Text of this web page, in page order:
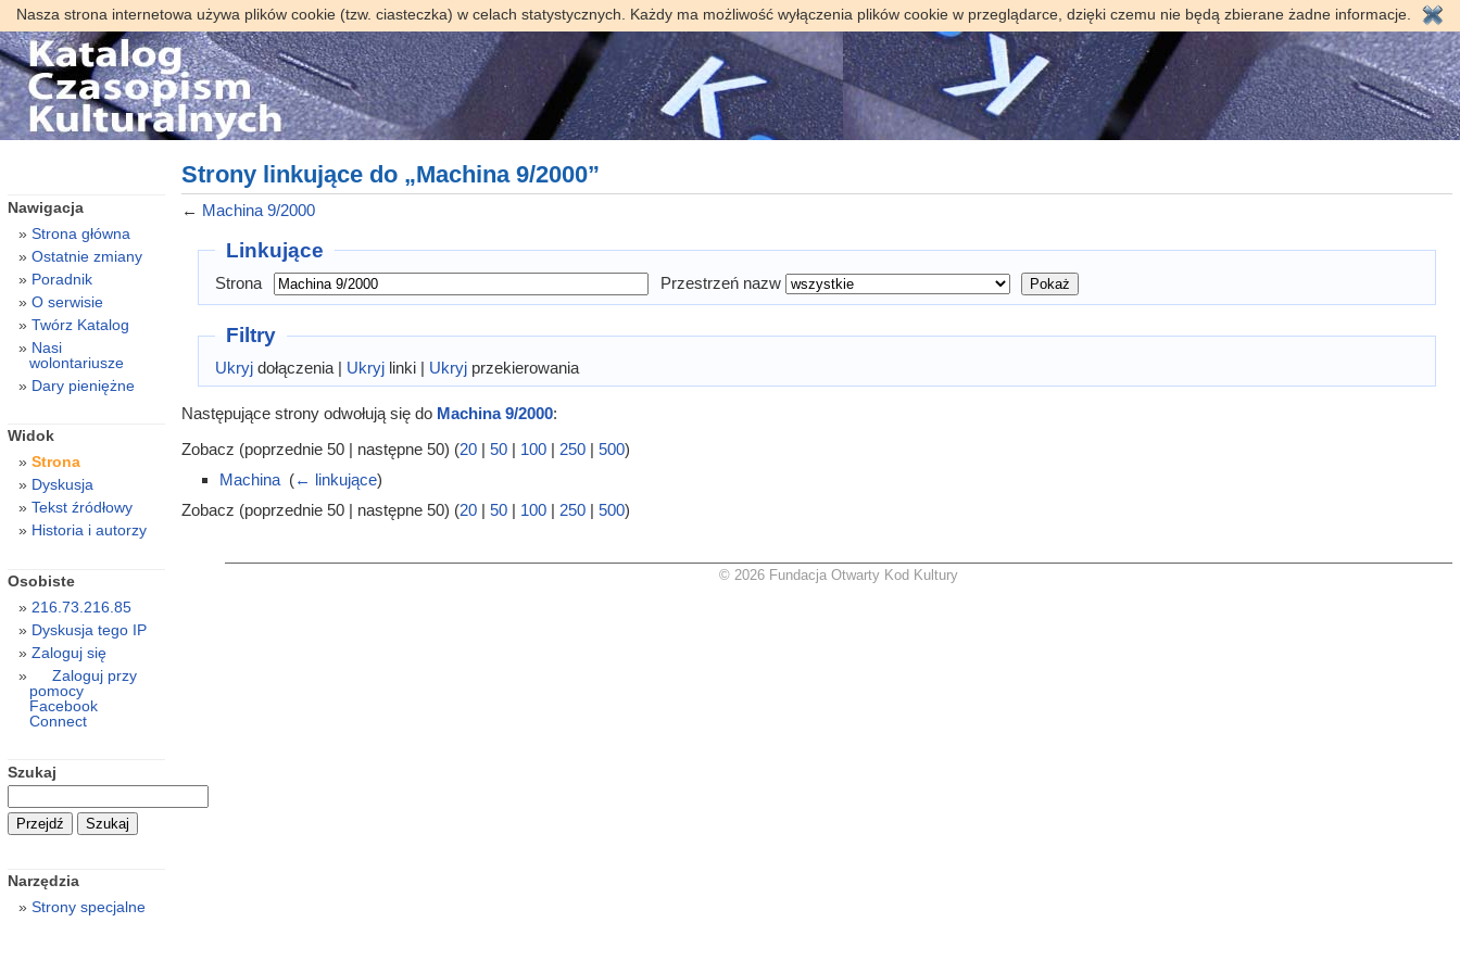
Nasza strona internetowa używa plików cookie (tzw. ciasteczka) w celach statystycznych. Każdy ma możliwość wyłączenia plików cookie w przeglądarce, dzięki czemu nie będą zbierane żadne informacje.
Strony linkujące do „Machina 9/2000”
← Machina 9/2000
Linkujące
Strona Przestrzeń nazw
Filtry
Ukryj dołączenia | Ukryj linki | Ukryj przekierowania
Następujące strony odwołują się do Machina 9/2000:
Zobacz (poprzednie 50 | następne 50) (20| 50| 100| 250| 500)
Machina‎ (← linkujące)
Zobacz (poprzednie 50 | następne 50) (20| 50| 100| 250| 500)
Nawigacja
Strona główna
Ostatnie zmiany
Poradnik
O serwisie
Twórz Katalog
Nasi
wolontariusze
Dary pieniężne
Widok
Strona
Dyskusja
Tekst źródłowy
Historia i autorzy
Osobiste
216.73.216.85
Dyskusja tego IP
Zaloguj się
Zaloguj przy
pomocy
Facebook
Connect
Szukaj
Narzędzia
Strony specjalne
© 2026 Fundacja Otwarty Kod Kultury